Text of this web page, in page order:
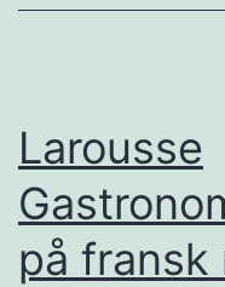
Larousse
på fransk